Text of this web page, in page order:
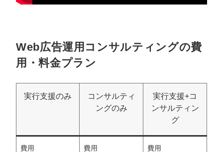
Web広告運用コンサルティングの費
用・料金プラン
実行支援のみ
コンサルティ
ングのみ
実行支援+コ
ンサルティン
グ
費用
費用
費用